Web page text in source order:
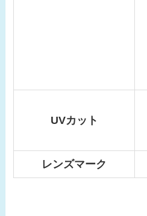
UVカット
レンズマーク